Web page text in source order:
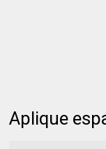
Aplique